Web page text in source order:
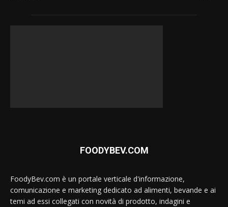
FOODYBEV.COM
FoodyBev.com è un portale verticale d'informazione,
comunicazione e marketing dedicato ad alimenti, bevande e ai
temi ad essi collegati con novità di prodotto, indagini e